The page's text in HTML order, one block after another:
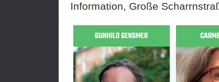
Information, Große